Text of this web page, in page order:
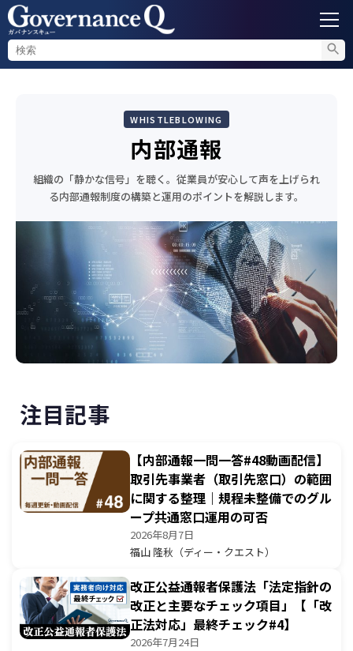
内部通報
コンプライアンス調査
不正対策
セミナー情報
WHISTLEBLOWING
内部通報
組織の「静かな信号」を聴く。従業員が安心して声を上げられ
る内部通報制度の構築と運用のポイントを解説します。
注目記事
【内部通報一問一答#48動画配信】
取引先事業者（取引先窓口）の範囲
に関する整理｜規程未整備でのグル
ープ共通窓口運用の可否
2026年8月7日
福山 隆秋（ディー・クエスト）
改正公益通報者保護法「法定指針の
改正と主要なチェック項目」【「改
正法対応」最終チェック#4】
2026年7月24日